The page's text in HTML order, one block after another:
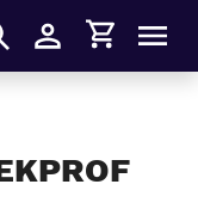
Inloggen
Winkelmandje